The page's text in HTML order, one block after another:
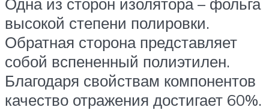
высокой степени полировки.
Обратная сторона представляет
собой вспененный полиэтилен.
Благодаря свойствам компонентов
качество отражения достигает 60%.